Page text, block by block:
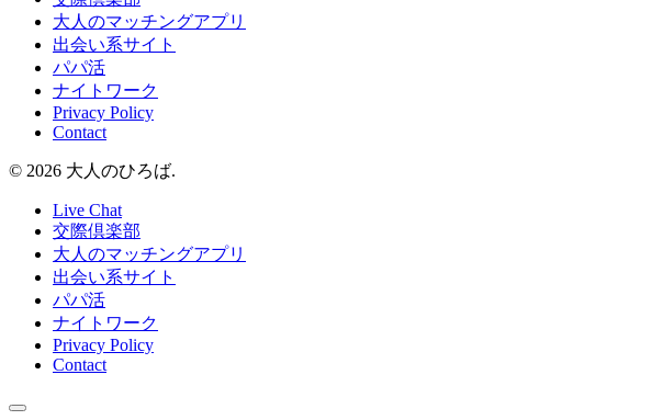
大人のマッチングアプリ
出会い系サイト
パパ活
ナイトワーク
Privacy Policy
Contact
© 2026 大人のひろば.
Live Chat
交際倶楽部
大人のマッチングアプリ
出会い系サイト
パパ活
ナイトワーク
Privacy Policy
Contact